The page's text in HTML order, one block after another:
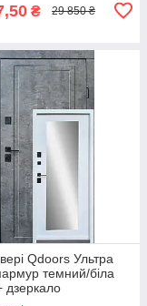
₴ 29 850 ₴
Qdoors Ультра
темний/біла
дзеркало